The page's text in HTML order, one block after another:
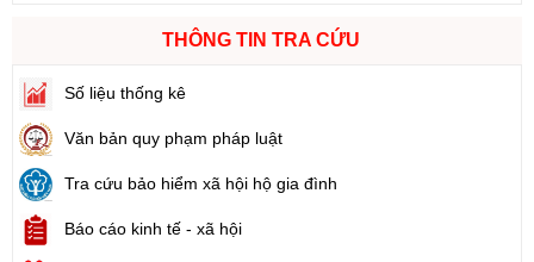
THÔNG TIN TRA CỨU
Số liệu thống kê
Văn bản quy phạm pháp luật
Tra cứu bảo hiểm xã hội hộ gia đình
Báo cáo kinh tế - xã hội